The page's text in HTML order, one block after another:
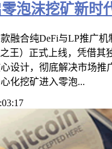
泡沫挖矿新时
融合纯DeFi与LP推广机
王）正式上线，凭借其
设计，彻底解决市场推
化挖矿进入零泡...